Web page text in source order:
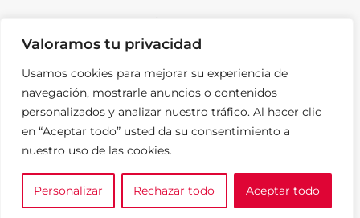
Valoramos tu privacidad
Usamos cookies para mejorar su experiencia de
navegación, mostrarle anuncios o contenidos
personalizados y analizar nuestro tráfico. Al hacer clic
en “Aceptar todo” usted da su consentimiento a
nuestro uso de las cookies.
Personalizar Rechazar todo Aceptar todo
Sobre SparkLoad
Distribuidores
FAQ
Contacto
LEGAL
0